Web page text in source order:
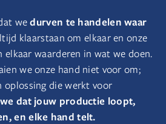
wedurven te handelen waar
klaarstaan om elkaar en onze
elkaar waarderen in wat we doen.
we onze hand niet voor om;
oplossing die werkt voor
dat jouw productie loopt,
en elke hand telt.